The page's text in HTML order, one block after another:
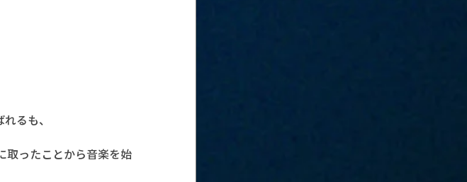
るも、
取ったことから音楽を始